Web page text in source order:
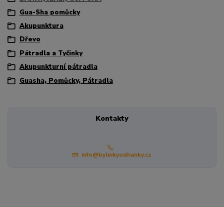
Gua-Sha pomůcky
Akupunktura
Dřevo
Pátradla a Tyčinky
Akupunkturní pátradla
Guasha, Pomůcky, Pátradla
Kontakty
info@bylinkyodhanky.cz